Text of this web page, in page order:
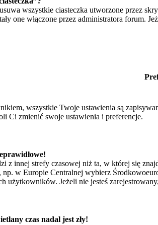
wszystkie ciasteczka utworzone przez
one włączone przez administratora forum.
wszystkie Twoje ustawienia są
Ci zmienić swoje ustawienia i preferencje.
z innej strefy czasowej niż ta, w której się
np. w Europie Centralnej wybierz
użytkowników. Jeżeli nie jesteś
czas nadal jest zły!